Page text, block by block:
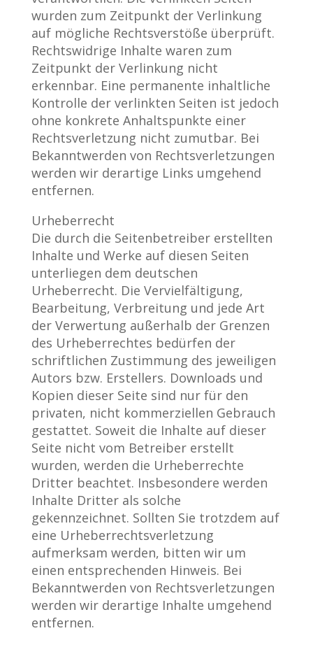
wurden zum Zeitpunkt der Verlinkung
auf mögliche Rechtsverstöße überprüft.
Rechtswidrige Inhalte waren zum
Zeitpunkt der Verlinkung nicht
erkennbar. Eine permanente inhaltliche
Kontrolle der verlinkten Seiten ist jedoch
ohne konkrete Anhaltspunkte einer
Rechtsverletzung nicht zumutbar. Bei
Bekanntwerden von Rechtsverletzungen
werden wir derartige Links umgehend
entfernen.
Urheberrecht
Die durch die Seitenbetreiber erstellten
Inhalte und Werke auf diesen Seiten
unterliegen dem deutschen
Urheberrecht. Die Vervielfältigung,
Bearbeitung, Verbreitung und jede Art
der Verwertung außerhalb der Grenzen
des Urheberrechtes bedürfen der
schriftlichen Zustimmung des jeweiligen
Autors bzw. Erstellers. Downloads und
Kopien dieser Seite sind nur für den
privaten, nicht kommerziellen Gebrauch
gestattet. Soweit die Inhalte auf dieser
Seite nicht vom Betreiber erstellt
wurden, werden die Urheberrechte
Dritter beachtet. Insbesondere werden
Inhalte Dritter als solche
gekennzeichnet. Sollten Sie trotzdem auf
eine Urheberrechtsverletzung
aufmerksam werden, bitten wir um
einen entsprechenden Hinweis. Bei
Bekanntwerden von Rechtsverletzungen
werden wir derartige Inhalte umgehend
entfernen.